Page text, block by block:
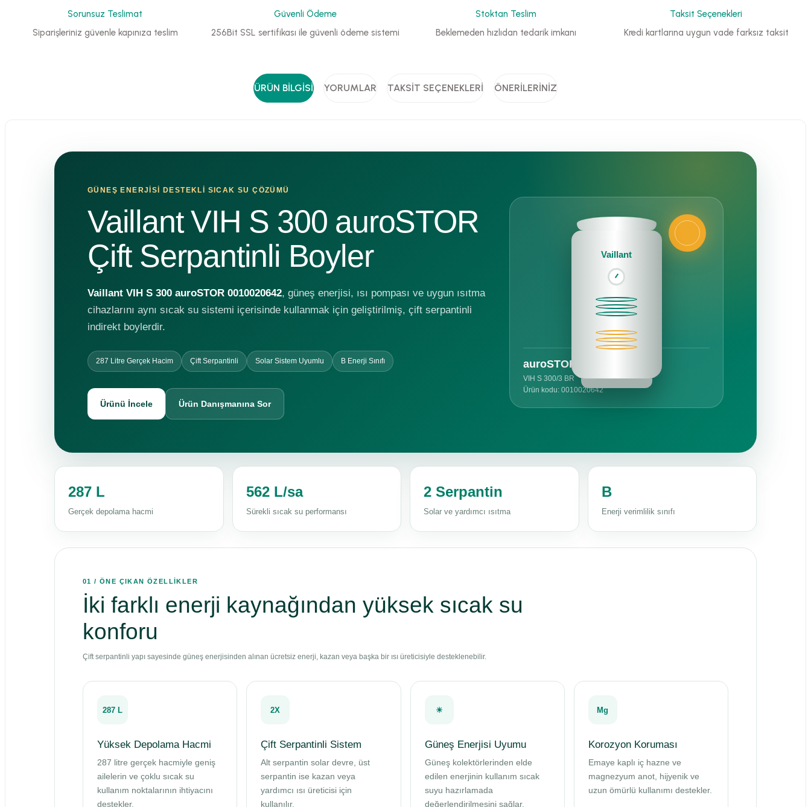
Sorunsuz Teslimat
Siparişleriniz güvenle kapınıza teslim
Güvenli Ödeme
256Bit SSL sertifikası ile güvenli ödeme sistemi
Stoktan Teslim
Beklemeden hızlıdan tedarik imkanı
Taksit Seçenekleri
Kredi kartlarına uygun vade farksız taksit
ÜRÜN BILGISI YORUMLAR TAKSIT SEÇENEKLERI ÖNERILERINIZ
GÜNEŞ ENERJİSİ DESTEKLİ SICAK SU ÇÖZÜMÜ
Vaillant VIH S 300 auroSTOR
Çift Serpantinli Boyler
Vaillant VIH S 300 auroSTOR 0010020642, güneş enerjisi, ısı pompası ve uygun ısıtma
cihazlarını aynı sıcak su sistemi içerisinde kullanmak için geliştirilmiş, çift serpantinli
indirekt boylerdir.
287 Litre Gerçek Hacim Çift Serpantinli Solar Sistem Uyumlu B Enerji Sınıfı
Ürünü İncele Ürün Danışmanına Sor
Vaillant
auroSTOR
VIH S 300/3 BR
Ürün kodu: 0010020642
287 L
Gerçek depolama hacmi
562 L/sa
Sürekli sıcak su performansı
2 Serpantin
Solar ve yardımcı ısıtma
B
Enerji verimlilik sınıfı
01 / ÖNE ÇIKAN ÖZELLİKLER
İki farklı enerji kaynağından yüksek sıcak su
konforu
Çift serpantinli yapı sayesinde güneş enerjisinden alınan ücretsiz enerji, kazan veya başka bir ısı üreticisiyle desteklenebilir.
287 L
Yüksek Depolama Hacmi
287 litre gerçek hacmiyle geniş
ailelerin ve çoklu sıcak su
kullanım noktalarının ihtiyacını
destekler.
2X
Çift Serpantinli Sistem
Alt serpantin solar devre, üst
serpantin ise kazan veya
yardımcı ısı üreticisi için
kullanılır.
☀
Güneş Enerjisi Uyumu
Güneş kolektörlerinden elde
edilen enerjinin kullanım sıcak
suyu hazırlamada
değerlendirilmesini sağlar.
Mg
Korozyon Koruması
Emaye kaplı iç hazne ve
magnezyum anot, hijyenik ve
uzun ömürlü kullanımı destekler.